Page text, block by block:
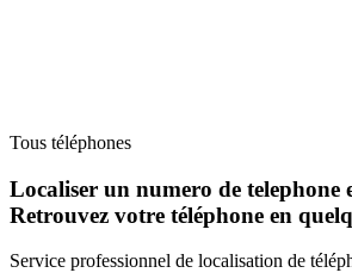
Tous téléphones
Localiser un numero de telephone
Retrouvez votre téléphone en
Service professionnel de localisation de